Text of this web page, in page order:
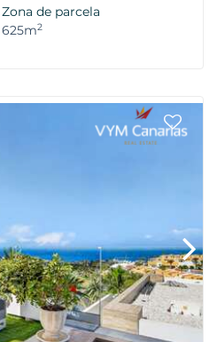
Zona de parcela
625m2